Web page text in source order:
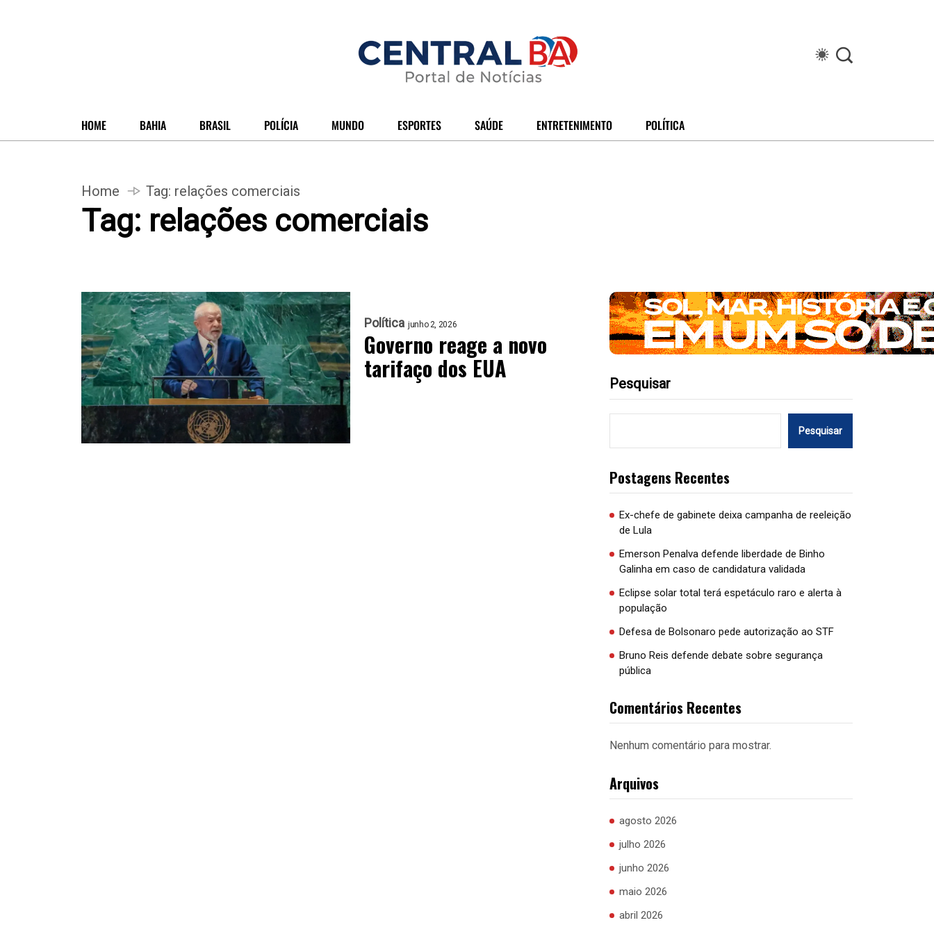
HOME BAHIA BRASIL POLÍCIA MUNDO ESPORTES SAÚDE ENTRETENIMENTO POLÍTICA
Home Tag: relações comerciais
Tag: relações comerciais
Política junho 2, 2026
Governo reage a novo
tarifaço dos EUA Pesquisar
Pesquisar
Postagens Recentes
Ex-chefe de gabinete deixa campanha de reeleição
de Lula
Emerson Penalva defende liberdade de Binho
Galinha em caso de candidatura validada
Eclipse solar total terá espetáculo raro e alerta à
população
Defesa de Bolsonaro pede autorização ao STF
Bruno Reis defende debate sobre segurança
pública
Comentários Recentes
Nenhum comentário para mostrar.
Arquivos
agosto 2026
julho 2026
junho 2026
maio 2026
abril 2026